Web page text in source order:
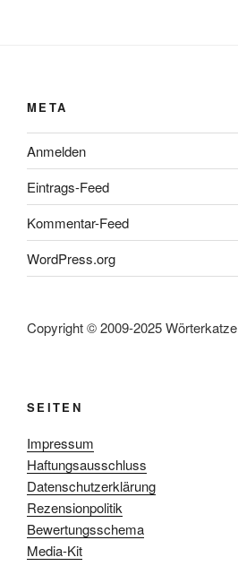
META
Anmelden
Eintrags-Feed
Kommentar-Feed
WordPress.org
Copyright © 2009-2025 Wörterkatze
SEITEN
Impressum
Haftungsausschluss
Datenschutzerklärung
Rezensionpolitik
Bewertungsschema
Media-Kit